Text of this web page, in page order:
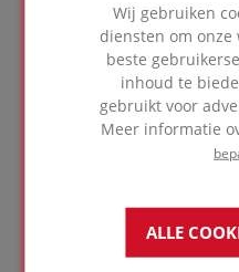
Wij gebruiken
diensten om
beste
inhoud te
gebruikt voor
Meer informatie
ALLE
Interessante
bouwfysica
technische